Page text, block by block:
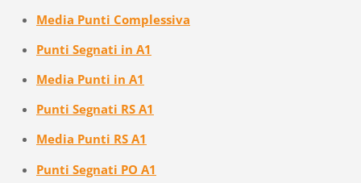
Media Punti Complessiva
Punti Segnati in A1
Media Punti in A1
Punti Segnati RS A1
Media Punti RS A1
Punti Segnati PO A1